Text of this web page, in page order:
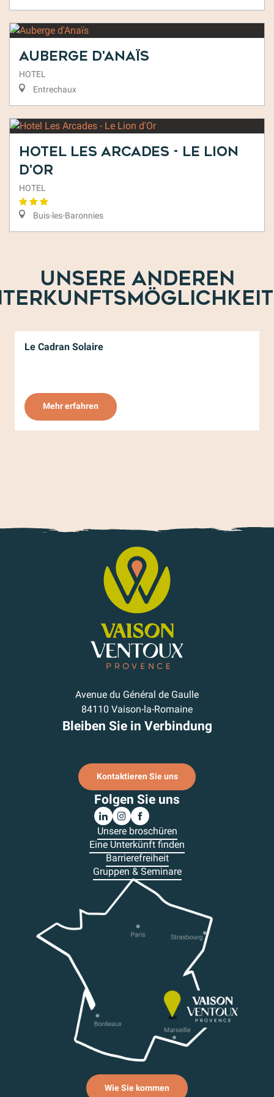
Auberge d'Anaïs
HOTEL
Entrechaux
Hotel Les Arcades - Le Lion
d'Or
HOTEL
Buis-les-Baronnies
UNSERE ANDEREN
Le Cadran Solaire
Mehr erfahren
Avenue du Général de Gaulle
84110 Vaison-la-Romaine
Bleiben Sie in Verbindung
Kontaktieren Sie uns
Folgen Sie uns
Unsere broschüren
Eine Unterkünft finden
Barrierefreiheit
Gruppen & Seminare
Wie Sie kommen